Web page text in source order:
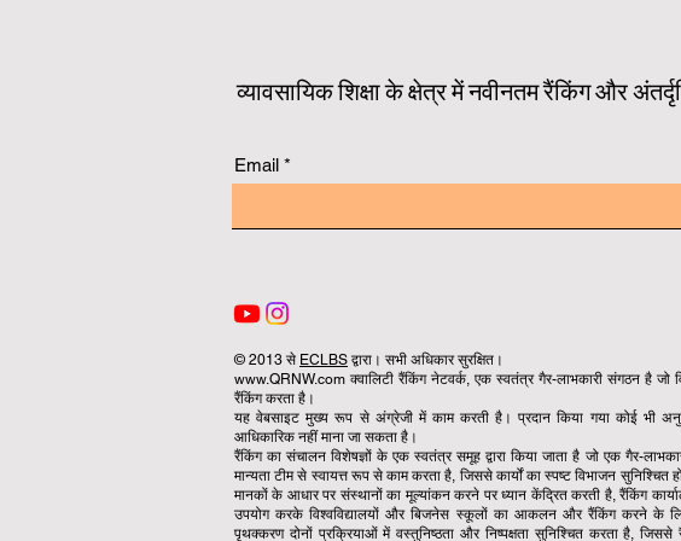
व्यावसायिक शिक्षा के क्षेत्र में नवीनतम रैंकिंग और
Email
© 2013 से ECLBS द्वारा। सभी अधिकार सुरक्षित।
www.QRNW.com क्वालिटी रैंकिंग नेटवर्क, एक स्वतंत्र गैर-लाभकारी संगठन है
रैंकिंग करता है।
यह वेबसाइट मुख्य रूप से अंग्रेजी में काम करती है। प्रदान किया गया कोई भी
आधिकारिक नहीं माना जा सकता है।
रैंकिंग का संचालन विशेषज्ञों के एक स्वतंत्र समूह द्वारा किया जाता है जो एक गैर-
मान्यता टीम से स्वायत्त रूप से काम करता है, जिससे कार्यों का स्पष्ट विभाजन सुनिश्चित
मानकों के आधार पर संस्थानों का मूल्यांकन करने पर ध्यान केंद्रित करती है, रैंकिंग
उपयोग करके विश्वविद्यालयों और बिजनेस स्कूलों का आकलन और रैंकिंग करने के
पृथक्करण दोनों प्रक्रियाओं में वस्तुनिष्ठता और निष्पक्षता सुनिश्चित करता है,